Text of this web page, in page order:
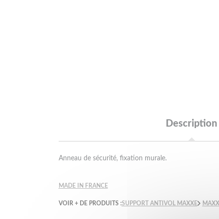
Description
Anneau de sécurité, fixation murale.
MADE IN FRANCE
VOIR + DE PRODUITS :SUPPORT ANTIVOL MAXXE